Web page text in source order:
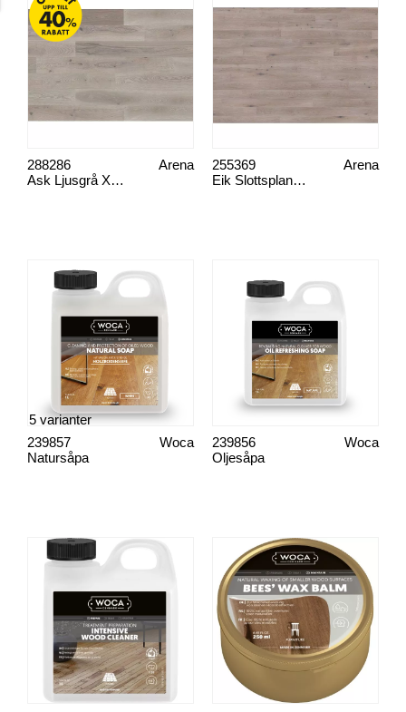
Ask Ljusgrå XL Plank
Arena
288286
Eik Slottsplank, lys
Arena
255369
Natursåpa
Woca
239857
5 varianter
Oljesåpa
Woca
239856